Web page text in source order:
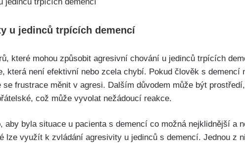
u jedinců trpících demencí
které mohou způsobit agresivní chování u jedinců trpících
která není efektivní nebo zcela chybí. Pokud člověk s demencí
se frustrace měnit v agresi. Dalším důvodem může být
což může vyvolat nežádoucí reakce.
aby byla situace u pacienta s demencí co možná nejklidnější a
lze využít k zvládání agresivity u jedinců s demencí. Jednou z